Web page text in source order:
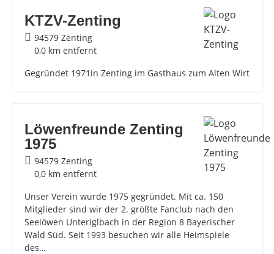
KTZV-Zenting
94579 Zenting
0,0 km entfernt
Gegründet 1971in Zenting im Gasthaus zum Alten Wirt
Löwenfreunde Zenting
1975
94579 Zenting
0,0 km entfernt
Unser Verein wurde 1975 gegründet. Mit ca. 150
Mitglieder sind wir der 2. größte Fanclub nach den
Seelöwen Unteriglbach in der Region 8 Bayerischer
Wald Süd. Seit 1993 besuchen wir alle Heimspiele
des…